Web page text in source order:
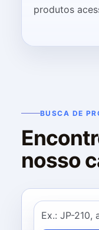
produtos
BUSCA DE
nosso
Encontre os